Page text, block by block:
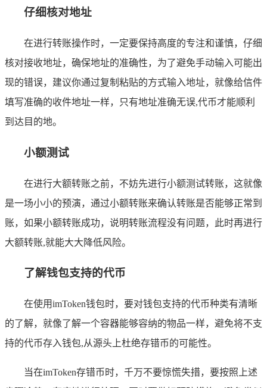
仔细核对地址
在进行转账操作时，一定要保持高度的专注和谨慎，仔细
核对接收地址，确保地址的准确性，为了避免手动输入可能出
现的错误，建议你通过复制粘贴的方式输入地址，就像给信件
填写准确的收件地址一样，只有地址准确无误,代币才能顺利
到达目的地。
小额测试
在进行大额转账之前，不妨先进行小额测试转账，这就像
是一场小小的预演，通过小额转账来确认转账是否能够正常到
账，如果小额转账成功，说明转账流程没有问题，此时再进行
大额转账,就能大大降低风险。
了解钱包支持的代币
在使用imToken钱包时，要对钱包支持的代币种类有清晰
的了解，就像了解一个容器能够容纳的物品一样，避免将不支
持的代币存入钱包,从源头上杜绝存错币的可能性。
当在imToken存错币时，千万不要惊慌失措，要按照上述